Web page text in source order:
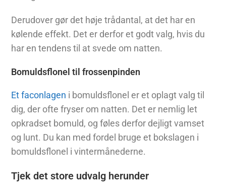
Derudover gør det høje trådantal, at det har en
kølende effekt. Det er derfor et godt valg, hvis du
har en tendens til at svede om natten.
Bomuldsflonel til frossenpinden
Et faconlagen i bomuldsflonel er et oplagt valg til
dig, der ofte fryser om natten. Det er nemlig let
opkradset bomuld, og føles derfor dejligt vamset
og lunt. Du kan med fordel bruge et bokslagen i
bomuldsflonel i vintermånederne.
Tjek det store udvalg herunder